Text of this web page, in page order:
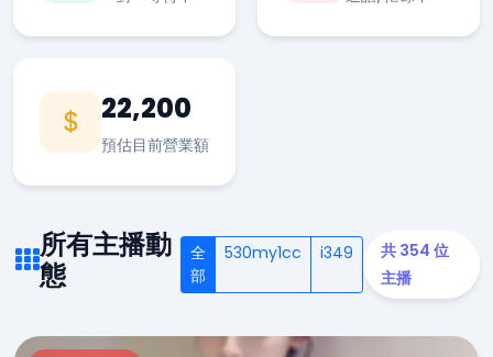
22,200
預估目前營業額
所有主播動
態
全
部
530my1cc i349
共 354 位
主播